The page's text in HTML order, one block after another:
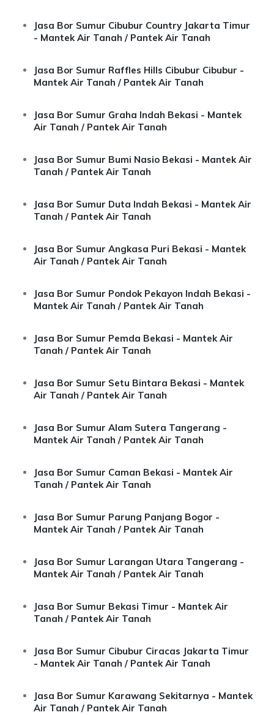
Jasa Bor Sumur Cibubur Country Jakarta Timur
- Mantek Air Tanah / Pantek Air Tanah
Jasa Bor Sumur Raffles Hills Cibubur Cibubur -
Mantek Air Tanah / Pantek Air Tanah
Jasa Bor Sumur Graha Indah Bekasi - Mantek
Air Tanah / Pantek Air Tanah
Jasa Bor Sumur Bumi Nasio Bekasi - Mantek Air
Tanah / Pantek Air Tanah
Jasa Bor Sumur Duta Indah Bekasi - Mantek Air
Tanah / Pantek Air Tanah
Jasa Bor Sumur Angkasa Puri Bekasi - Mantek
Air Tanah / Pantek Air Tanah
Jasa Bor Sumur Pondok Pekayon Indah Bekasi -
Mantek Air Tanah / Pantek Air Tanah
Jasa Bor Sumur Pemda Bekasi - Mantek Air
Tanah / Pantek Air Tanah
Jasa Bor Sumur Setu Bintara Bekasi - Mantek
Air Tanah / Pantek Air Tanah
Jasa Bor Sumur Alam Sutera Tangerang -
Mantek Air Tanah / Pantek Air Tanah
Jasa Bor Sumur Caman Bekasi - Mantek Air
Tanah / Pantek Air Tanah
Jasa Bor Sumur Parung Panjang Bogor -
Mantek Air Tanah / Pantek Air Tanah
Jasa Bor Sumur Larangan Utara Tangerang -
Mantek Air Tanah / Pantek Air Tanah
Jasa Bor Sumur Bekasi Timur - Mantek Air
Tanah / Pantek Air Tanah
Jasa Bor Sumur Cibubur Ciracas Jakarta Timur
- Mantek Air Tanah / Pantek Air Tanah
Jasa Bor Sumur Karawang Sekitarnya - Mantek
Air Tanah / Pantek Air Tanah